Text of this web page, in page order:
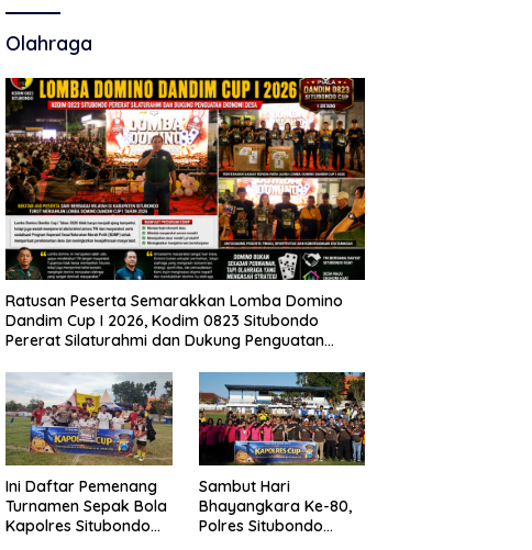
Olahraga
Ratusan Peserta Semarakkan Lomba Domino
Dandim Cup I 2026, Kodim 0823 Situbondo
Pererat Silaturahmi dan Dukung Penguatan
Ini Daftar Pemenang
Turnamen Sepak Bola
Kapolres Situbondo
Sambut Hari
Bhayangkara Ke-80,
Polres Situbondo